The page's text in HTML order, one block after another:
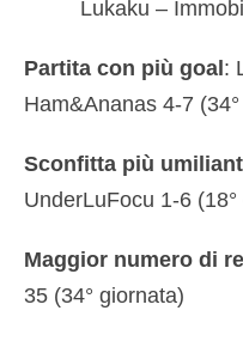
Lukaku –
Partita con più goal:
Ham&Ananas 4-7
Sconfitta più
UnderLuFocu 1-6
Maggior numero di
35 (34° giornata)